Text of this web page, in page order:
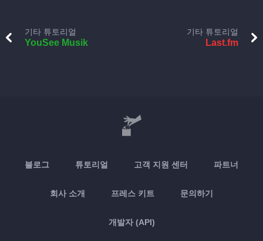
기타 튜토리얼
YouSee Musik
기타 튜토리얼
Last.fm
블로그 튜토리얼 고객 지원 센터 파트너
회사 소개 프레스 키트 문의하기
개발자 (API)